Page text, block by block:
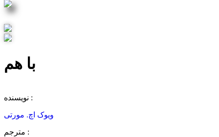
با هم
نویسنده :
ویوک اچ. مورتی
مترجم :